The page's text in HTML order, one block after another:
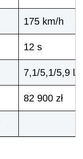
175 km/h
12 s
7,1/5,1/5,9 l/
82 900 zł